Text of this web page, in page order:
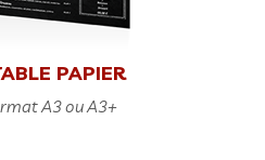
PAPIER
A3 ou A3+